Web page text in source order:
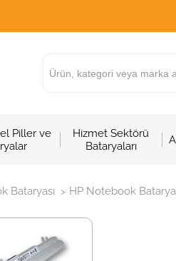
Piller ve
Hizmet Sektörü
Bataryaları
Bataryası > HP Notebook